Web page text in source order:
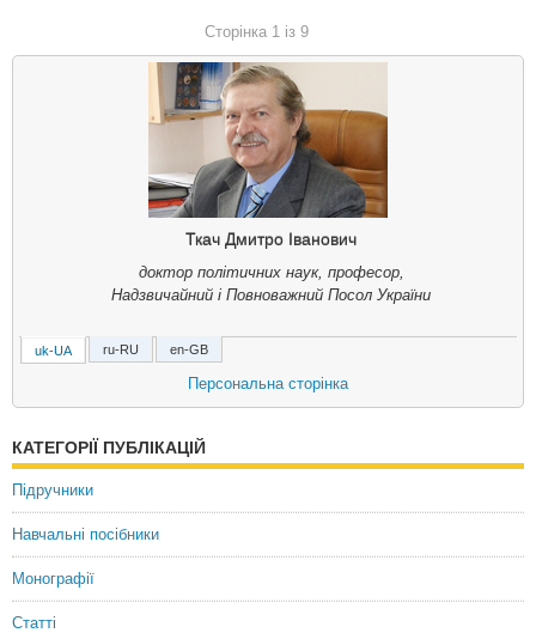
Сторінка 1 із 9
Ткач Дмитро Іванович
доктор політичних наук, професор,
Надзвичайний і Повноважний Посол України
Ткач Дмитрий Иванович
доктор политических наук, профессор,
Чрезвычайный и Полномочный Посол Украины
Doctor of Political Sciences, Professor,
Ambassador Extraordinary and Plenipotentiary of Ukraine
uk-UA ru-RU en-GB
Персональна сторінка
КАТЕГОРІЇ ПУБЛІКАЦІЙ
Підручники
Навчальні посібники
Монографії
Статті